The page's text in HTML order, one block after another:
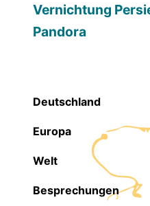
Vernichtung
Pandora
Deutschland
Europa
Welt
Besprechungen